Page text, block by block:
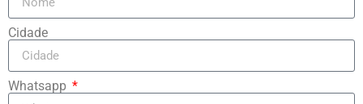
Cidade
Whatsapp